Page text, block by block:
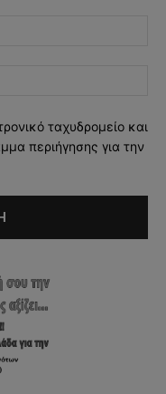
ταχυδρομείο και
περιήγησης για την